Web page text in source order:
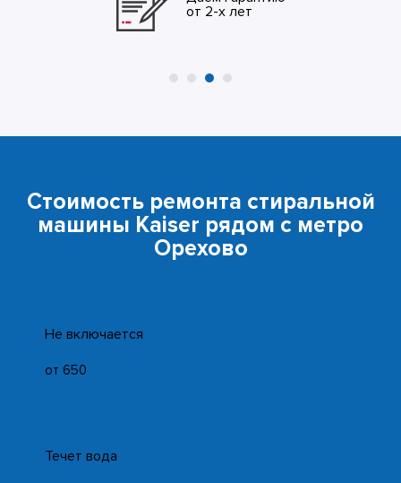
от 2-х лет
Стоимость ремонта стиральной
машины Kaiser рядом с метро
Орехово
Не включается
от 650
Течет вода